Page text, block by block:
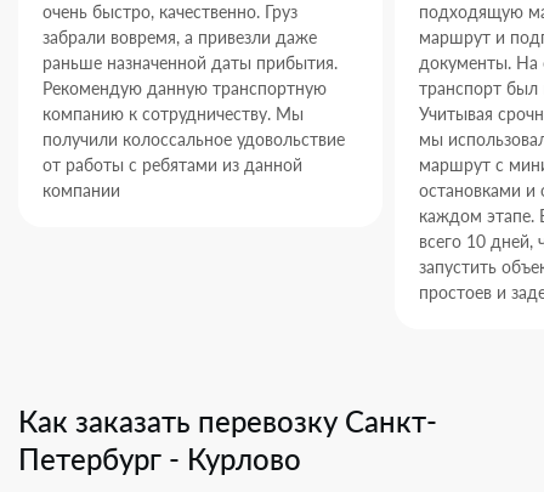
очень быстро, качественно. Груз
забрали вовремя, а привезли даже
раньше назначенной даты прибытия.
Рекомендую данную транспортную
компанию к сотрудничеству. Мы
получили колоссальное удовольствие
от работы с ребятами из данной
компании
подходящую
маршрут и
документы. На
транспорт был
Учитывая
мы
маршрут с
остановками и
каждом этапе.
всего 10 дней,
запустить
простоев и
Как заказать перевозку Санкт-
Петербург - Курлово